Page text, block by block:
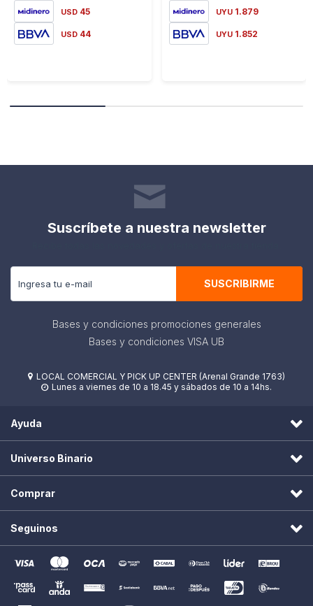
USD 45
USD 44
UYU 1.879
UYU 1.852
Suscríbete a nuestra newsletter
SUSCRIBIRME
Bases y condiciones promociones generales
Bases y condiciones VISA UB
 LOCAL COMERCIAL Y PICK UP CENTER (Arenal Grande 1763)
 Lunes a viernes de 10 a 18.45 y sábados de 10 a 14hs.
Ayuda
Universo Binario
Comprar
Seguinos